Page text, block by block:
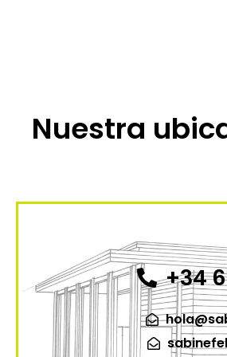
Nuestra
+34